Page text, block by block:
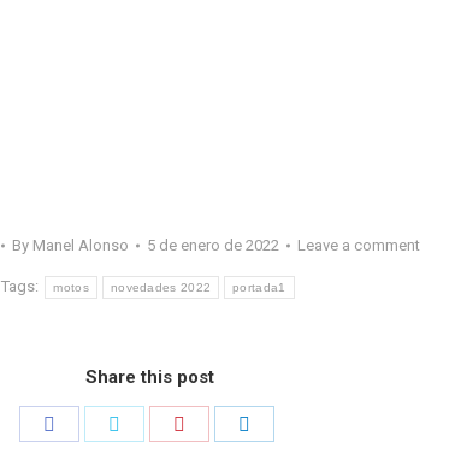
By Manel Alonso 5 de enero de 2022 Leave a comment
Tags: motos novedades 2022 portada1
Share this post